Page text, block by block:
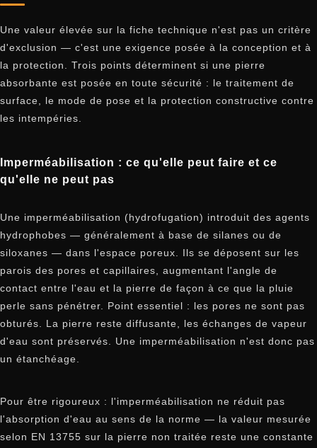
Une valeur élevée sur la fiche technique n'est pas un critère
d'exclusion — c'est une exigence posée à la conception et à
la protection. Trois points déterminent si une pierre
absorbante est posée en toute sécurité : le traitement de
surface, le mode de pose et la protection constructive contre
les intempéries.
Imperméabilisation : ce qu'elle peut faire et ce
qu'elle ne peut pas
Une imperméabilisation (hydrofugation) introduit des agents
hydrophobes — généralement à base de silanes ou de
siloxanes — dans l'espace poreux. Ils se déposent sur les
parois des pores et capillaires, augmentant l'angle de
contact entre l'eau et la pierre de façon à ce que la pluie
perle sans pénétrer. Point essentiel : les pores ne sont pas
obturés. La pierre reste diffusante, les échanges de vapeur
d'eau sont préservés. Une imperméabilisation n'est donc pas
un étanchéage.
Pour être rigoureux : l'imperméabilisation ne réduit pas
l'absorption d'eau au sens de la norme — la valeur mesurée
selon EN 13755 sur la pierre non traitée reste une constante